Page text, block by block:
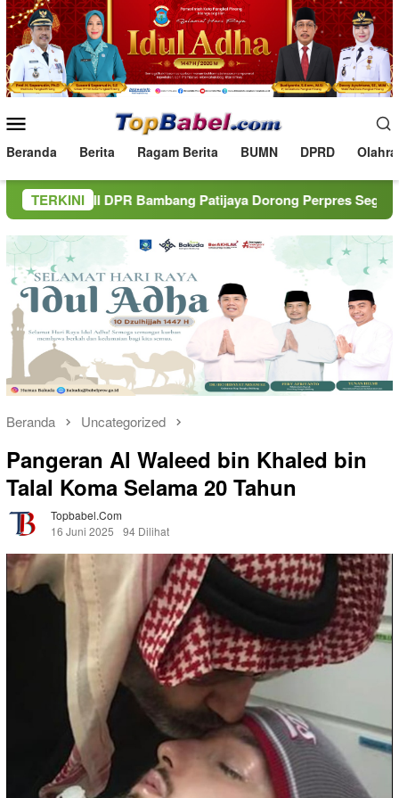
Loncat
ke
konten
Mobile
Beranda Berita Ragam Berita BUMN DPRD
TERKINI
DPR Bambang Patijaya Dorong Perpres Segera Terbit
Beranda Uncategorized
Pangeran Al Waleed bin Khaled bin
Talal Koma Selama 20 Tahun
Topbabel.com
16 Juni 2025
94 Dilihat